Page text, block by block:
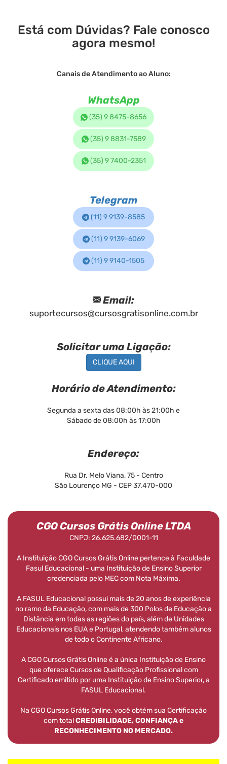
Está com Dúvidas? Fale conosco
agora mesmo!
Canais de Atendimento ao Aluno:
WhatsApp
(35) 9 8475-8656
(35) 9 8831-7589
(35) 9 7400-2351
Telegram
(11) 9 9139-8585
(11) 9 9139-6069
(11) 9 9140-1505
Email:
suportecursos@cursosgratisonline.com.br
Solicitar uma Ligação:
CLIQUE AQUI
Horário de Atendimento:
Segunda a sexta das 08:00h às 21:00h e
Sábado de 08:00h às 17:00h
Endereço:
Rua Dr. Melo Viana, 75 - Centro
São Lourenço MG - CEP 37.470-000
CGO Cursos Grátis Online LTDA
CNPJ: 26.625.682/0001-11
A Instituição CGO Cursos Grátis Online pertence à Faculdade
Fasul Educacional - uma Instituição de Ensino Superior
credenciada pelo MEC com Nota Máxima.
A FASUL Educacional possui mais de 20 anos de experiência
no ramo da Educação, com mais de 300 Polos de Educação a
Distância em todas as regiões do país, além de Unidades
Educacionais nos EUA e Portugal, atendendo também alunos
de todo o Continente Africano.
A CGO Cursos Grátis Online é a única Instituição de Ensino
que oferece Cursos de Qualificação Profissional com
Certificado emitido por uma Instituição de Ensino Superior, a
FASUL Educacional.
Na CGO Cursos Grátis Online, você obtém sua Certificação
com totalCREDIBILIDADE, CONFIANÇA e
RECONHECIMENTO NO MERCADO.